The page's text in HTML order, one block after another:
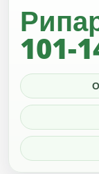
101-